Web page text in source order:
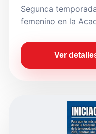
Segunda
femenino en la
Ver